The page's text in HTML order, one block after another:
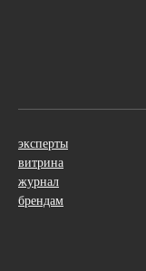
эксперты
витрина
журнал
брендам